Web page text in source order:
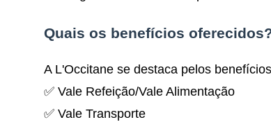
Quais os benefícios
A L'Occitane se destaca pelos
✅ Vale Refeição/Vale Alimentação
✅ Vale Transporte